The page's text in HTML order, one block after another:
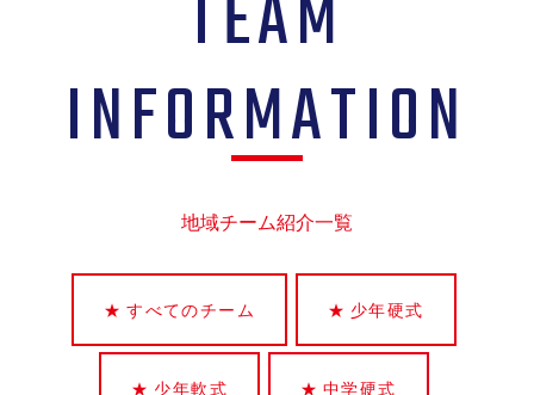
TEAM
INFORMATION
地域チーム紹介一覧
すべてのチーム 少年硬式